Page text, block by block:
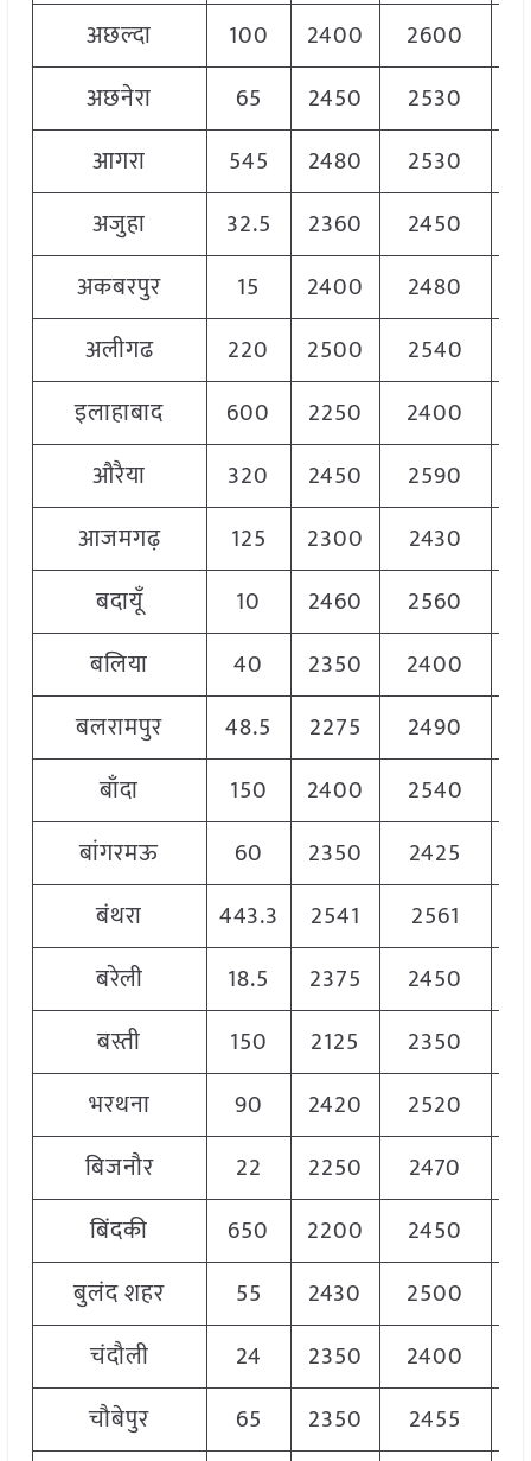
अछल्दा
100 2400 2600
अछनेरा
65 2450 2530
आगरा
545 2480 2530
अजुहा
32.5 2360 2450
अकबरपुर
15 2400 2480
अलीगढ
220 2500 2540
इलाहाबाद
600 2250 2400
औरैया
320 2450 2590
आजमगढ़
125 2300 2430
बदायूँ
10 2460 2560
बलिया
40 2350 2400
बलरामपुर
48.5 2275 2490
बाँदा
150 2400 2540
बांगरमऊ
60 2350 2425
बंथरा
443.3 2541 2561
बरेली
18.5 2375 2450
बस्ती
150 2125 2350
भरथना
90 2420 2520
बिजनौर
22 2250 2470
बिंदकी
650 2200 2450
बुलंद शहर
55 2430 2500
चंदौली
24 2350 2400
चौबेपुर
65 2350 2455